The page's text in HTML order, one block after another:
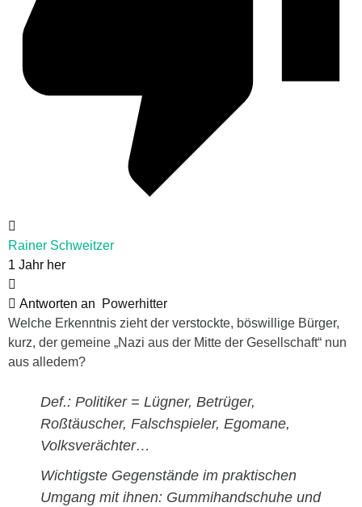
Rainer Schweitzer
1 Jahr her
Antworten an
Powerhitter
Welche Erkenntnis zieht der verstockte, böswillige Bürger,
kurz, der gemeine „Nazi aus der Mitte der Gesellschaft“ nun
aus alledem?
Def.: Politiker = Lügner, Betrüger,
Roßtäuscher, Falschspieler, Egomane,
Volksverächter…
Wichtigste Gegenstände im praktischen
Umgang mit ihnen: Gummihandschuhe und